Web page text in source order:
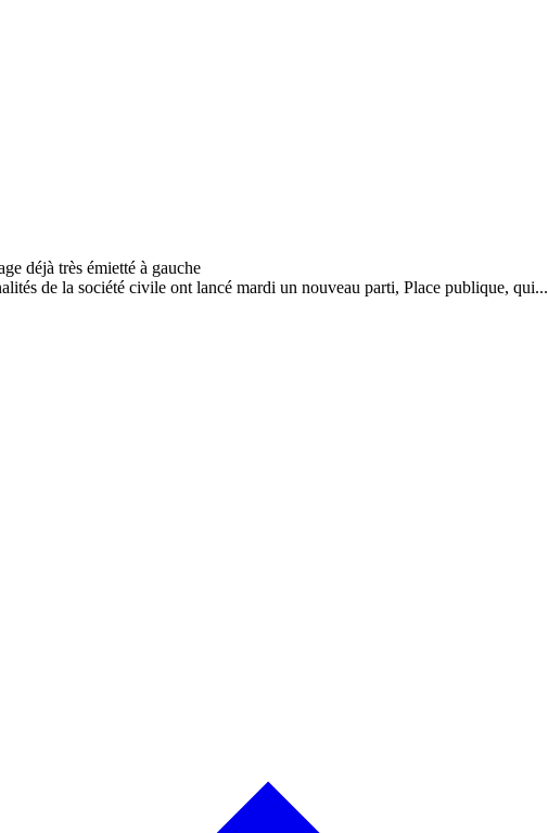
de la société civile ont lancé mardi un nouveau parti, Place publique, qui...